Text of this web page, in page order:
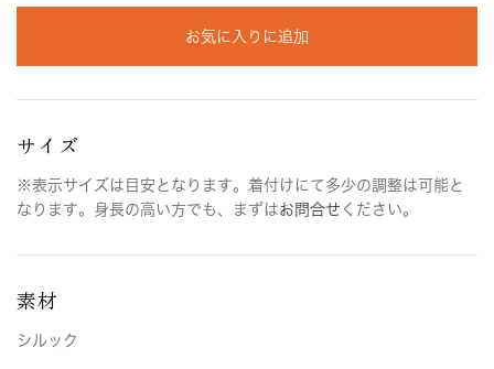
お気に入りに追加
サイズ
※表示サイズは目安となります。着付けにて多少の調整は可能と
なります。身長の高い方でも、まずはお問合せ ください。
素材
シルック